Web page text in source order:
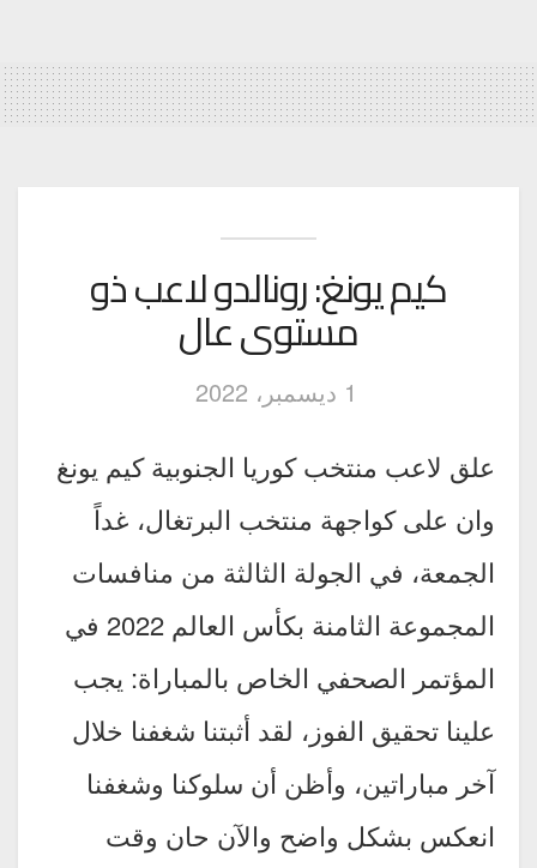
كيم يونغ: رونالدو لاعب ذو
مستوى عال
1 ديسمبر، 2022
علق لاعب منتخب كوريا الجنوبية كيم يونغ
وان على كواجهة منتخب البرتغال، غداً
الجمعة، في الجولة الثالثة من منافسات
المجموعة الثامنة بكأس العالم 2022 في
المؤتمر الصحفي الخاص بالمباراة: يجب
علينا تحقيق الفوز، لقد أثبتنا شغفنا خلال
آخر مباراتين، وأظن أن سلوكنا وشغفنا
انعكس بشكل واضح والآن حان وقت